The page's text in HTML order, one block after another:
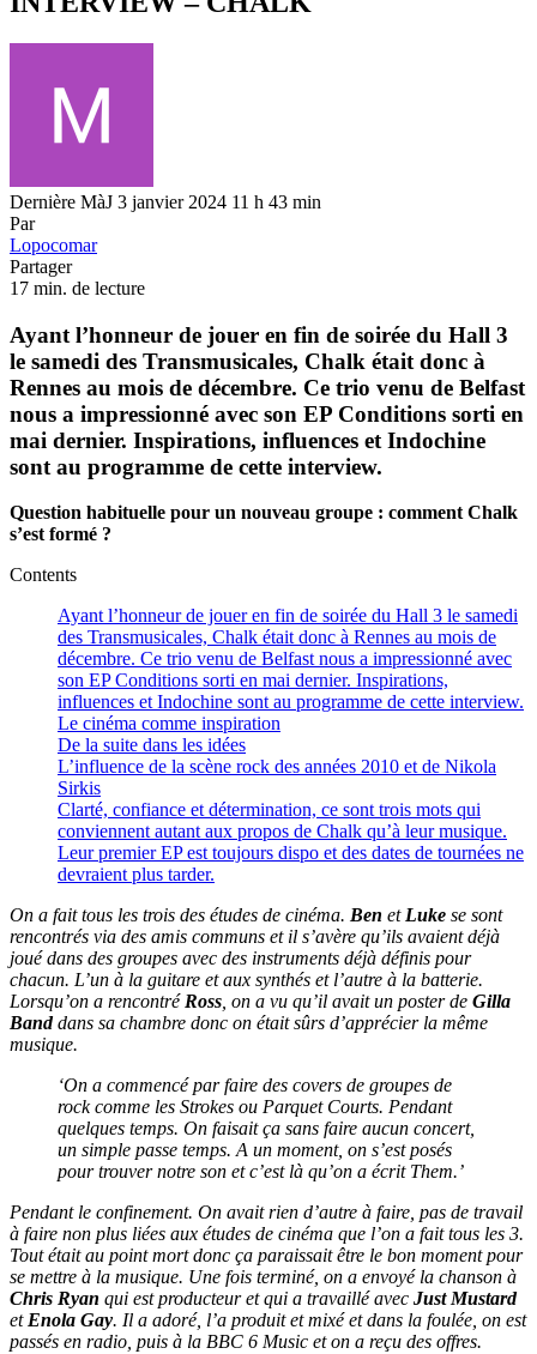
Dernière MàJ 3 janvier 2024 11 h 43 min
Par
Lopocomar
Partager
17 min. de lecture
Ayant l’honneur de jouer en fin de soirée du Hall 3
le samedi des Transmusicales, Chalk était donc à
Rennes au mois de décembre. Ce trio venu de Belfast
nous a impressionné avec son EP Conditions sorti en
mai dernier. Inspirations, influences et Indochine
sont au programme de cette interview.
Question habituelle pour un nouveau groupe : comment Chalk
s’est formé ?
Contents
Ayant l’honneur de jouer en fin de soirée du Hall 3 le samedi
des Transmusicales, Chalk était donc à Rennes au mois de
décembre. Ce trio venu de Belfast nous a impressionné avec
son EP Conditions sorti en mai dernier. Inspirations,
influences et Indochine sont au programme de cette interview.
Le cinéma comme inspiration
De la suite dans les idées
L’influence de la scène rock des années 2010 et de Nikola
Sirkis
Clarté, confiance et détermination, ce sont trois mots qui
conviennent autant aux propos de Chalk qu’à leur musique.
Leur premier EP est toujours dispo et des dates de tournées ne
devraient plus tarder.
On a fait tous les trois des études de cinéma. Ben et Luke se sont
rencontrés via des amis communs et il s’avère qu’ils avaient déjà
joué dans des groupes avec des instruments déjà définis pour
chacun. L’un à la guitare et aux synthés et l’autre à la batterie.
Lorsqu’on a rencontré Ross , on a vu qu’il avait un poster de Gilla
Banddans sa chambre donc on était sûrs d’apprécier la même
musique.
‘On a commencé par faire des covers de groupes de
rock comme les Strokes ou Parquet Courts. Pendant
quelques temps. On faisait ça sans faire aucun concert,
un simple passe temps. A un moment, on s’est posés
pour trouver notre son et c’est là qu’on a écrit Them.’
Pendant le confinement. On avait rien d’autre à faire, pas de travail
à faire non plus liées aux études de cinéma que l’on a fait tous les 3.
Tout était au point mort donc ça paraissait être le bon moment pour
se mettre à la musique. Une fois terminé, on a envoyé la chanson à
Chris Ryan qui est producteur et qui a travaillé avec Just Mustard
etEnola Gay. Il a adoré, l’a produit et mixé et dans la foulée, on est
passés en radio, puis à la BBC 6 Music et on a reçu des offres.